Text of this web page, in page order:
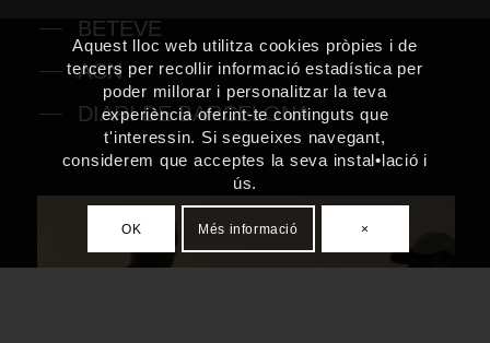
BETEVE
ACN
DIARI DE BARCELONA
Aquest lloc web utilitza cookies pròpies i de
tercers per recollir informació estadística per
poder millorar i personalitzar la teva
experiència oferint-te continguts que
t'interessin. Si segueixes navegant,
considerem que acceptes la seva instal•lació i
ús.
OK Més informació ×